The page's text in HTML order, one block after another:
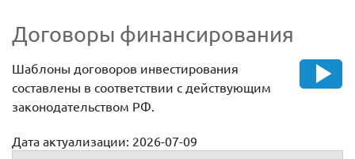
Договоры финансирования
Шаблоны договоров инвестирования
составлены в соответствии с действующим
законодательством РФ.
Дата актуализации: 2026-07-09